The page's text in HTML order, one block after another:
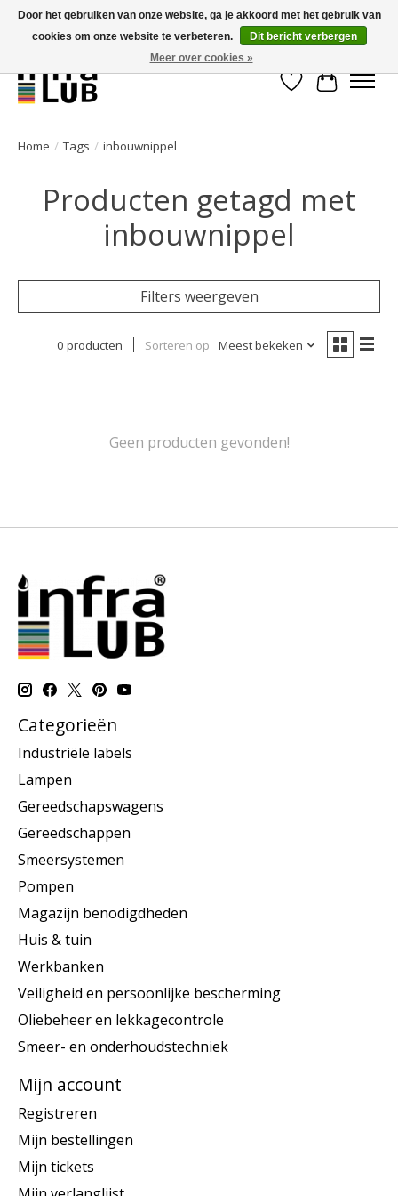
Minder stilstand, meer rendement!
Verlanglijst
Home / Tags / inbouwnippel
Producten getagd met
inbouwnippel
Filters weergeven
0 producten Sorteren op Meest bekeken
Geen producten gevonden!
Categorieën
Industriële labels
Lampen
Gereedschapswagens
Gereedschappen
Smeersystemen
Pompen
Magazijn benodigdheden
Huis & tuin
Werkbanken
Veiligheid en persoonlijke bescherming
Oliebeheer en lekkagecontrole
Smeer- en onderhoudstechniek
Mijn account
Registreren
Mijn bestellingen
Mijn tickets
Door het gebruiken van onze website, ga je akkoord met het gebruik van
cookies om onze website te verbeteren.
Dit bericht verbergen
Meer over cookies »